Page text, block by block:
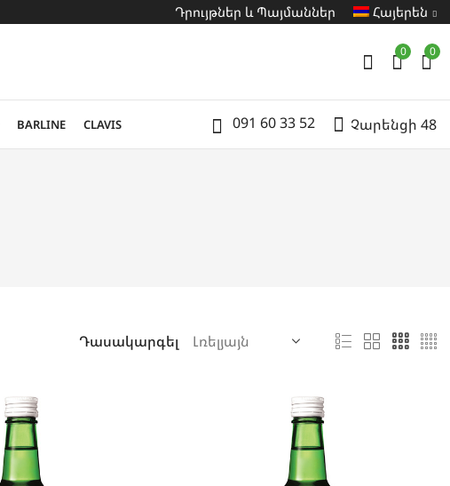
Դրույթներ և Պայմաններ Հայերեն
0 0
BARLINE CLAVIS 091 60 33 52 Չարենցի 48
Դասակարգել